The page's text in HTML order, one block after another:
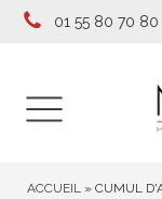
01 55 80 70 80
ACCUEIL » CUMUL